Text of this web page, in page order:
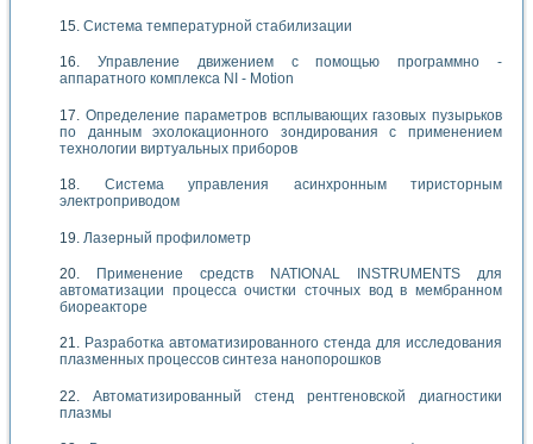
Система температурной стабилизации
Управление движением с помощью программно -
аппаратного комплекса NI - Motion
Определение параметров всплывающих газовых пузырьков
по данным эхолокационного зондирования с применением
технологии виртуальных приборов
Система управления асинхронным тиристорным
электроприводом
Лазерный профилометр
Применение средств NATIONAL INSTRUMENTS для
автоматизации процесса очистки сточных вод в мембранном
биореакторе
Разработка автоматизированного стенда для исследования
плазменных процессов синтеза нанопорошков
Автоматизированный стенд рентгеновской диагностики
плазмы